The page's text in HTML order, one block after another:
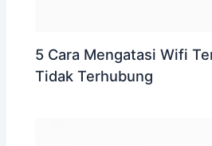
5 Cara Mengatasi Wifi
Tidak Terhubung